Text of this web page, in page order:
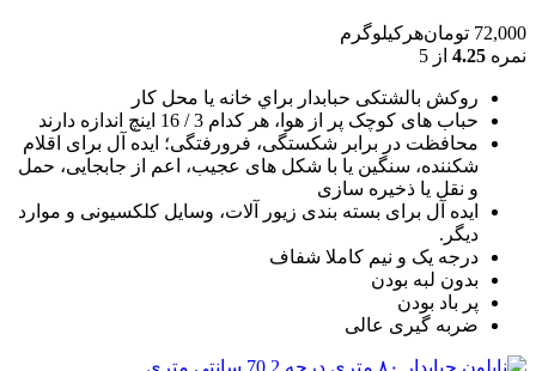
72,000 تومانهرکیلوگرم
نمره 4.25 از 5
روکش بالشتکی حبابدار براي خانه يا محل کار
حباب های کوچک پر از هوا، هر کدام 3 / 16 اينچ اندازه دارند
محافظت در برابر شکستگی، فرورفتگی؛ ايده آل برای اقلام
شکننده، سنگين يا با شکل های عجيب، اعم از جابجايی، حمل
و نقل يا ذخيره سازی
ایده آل برای بسته بندی زیور آلات، وسایل کلکسیونی و موارد
دیگر.
درجه یک و نیم کاملا شفاف
بدون لبه بودن
پر باد بودن
ضربه گیری عالی